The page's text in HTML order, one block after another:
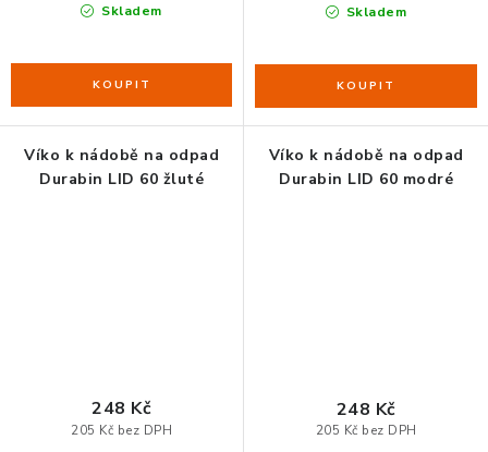
Skladem Skladem
Víko k nádobě na odpad
Durabin LID 60 žluté
205 Kč bez DPH
248 Kč
Víko k nádobě na odpad
Durabin LID 60 modré
205 Kč bez DPH
248 Kč